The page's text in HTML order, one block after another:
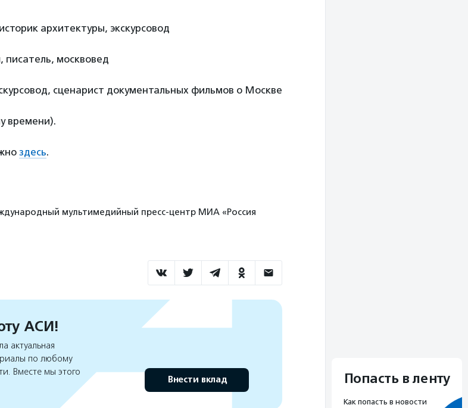
архитектуры, экскурсовод
, писатель, москвовед
сценарист документальных фильмов о Москве
времени).
здесь.
мультимедийный пресс-центр МИА «Россия
АСИ!
актуальная
по любому
Вместе мы этого
Внести вклад Попасть в ленту
Как попасть в новости